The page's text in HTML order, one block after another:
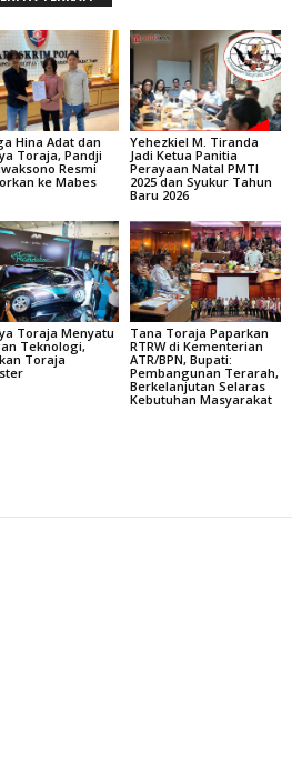
Hina Adat dan
Toraja, Pandji
Resmi
ke Mabes
Yehezkiel M. Tiranda
Jadi Ketua Panitia
Perayaan Natal PMTI
2025 dan Syukur Tahun
Baru 2026
Toraja Menyatu
Teknologi,
Toraja
Tana Toraja Paparkan
RTRW di Kementerian
ATR/BPN, Bupati:
Pembangunan Terarah,
Berkelanjutan Selaras
Kebutuhan Masyarakat